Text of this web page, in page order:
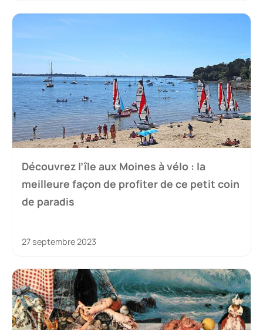
Découvrez l’île aux Moines à vélo : la
meilleure façon de profiter de ce petit coin
de paradis
27 septembre 2023